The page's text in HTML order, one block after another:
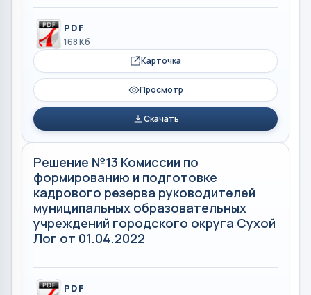
PDF
168 Кб
Карточка
Просмотр
Скачать
Решение №13 Комиссии по
формированию и подготовке
кадрового резерва руководителей
муниципальных образовательных
учреждений городского округа Сухой
Лог от 01.04.2022
PDF